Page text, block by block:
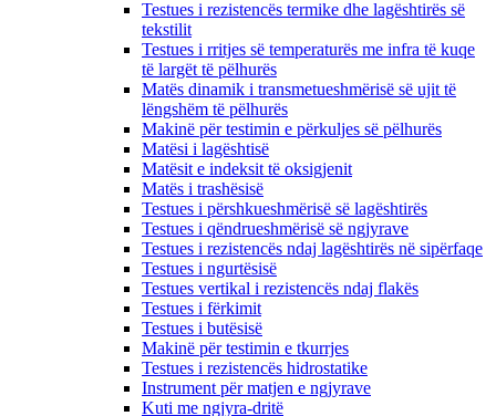
Testues i rezistencës termike dhe lagështirës së
tekstilit
Testues i rritjes së temperaturës me infra të kuqe
të largët të pëlhurës
Matës dinamik i transmetueshmërisë së ujit të
lëngshëm të pëlhurës
Makinë për testimin e përkuljes së pëlhurës
Matësi i lagështisë
Matësit e indeksit të oksigjenit
Matës i trashësisë
Testues i përshkueshmërisë së lagështirës
Testues i qëndrueshmërisë së ngjyrave
Testues i rezistencës ndaj lagështirës në sipërfaqe
Testues i ngurtësisë
Testues vertikal i rezistencës ndaj flakës
Testues i fërkimit
Testues i butësisë
Makinë për testimin e tkurrjes
Testues i rezistencës hidrostatike
Instrument për matjen e ngjyrave
Kuti me ngjyra-dritë